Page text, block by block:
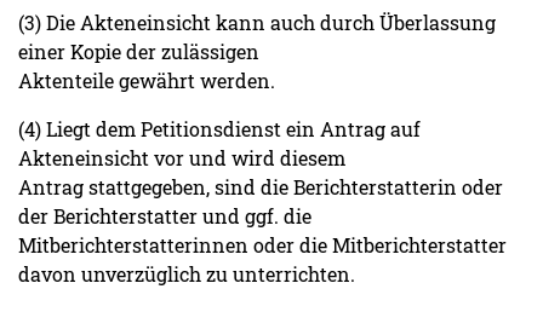
(3) Die Akteneinsicht kann auch durch Überlassung
einer Kopie der zulässigen
Aktenteile gewährt werden.
(4) Liegt dem Petitionsdienst ein Antrag auf
Akteneinsicht vor und wird diesem
Antrag stattgegeben, sind die Berichterstatterin oder
der Berichterstatter und ggf. die
Mitberichterstatterinnen oder die Mitberichterstatter
davon unverzüglich zu unterrichten.